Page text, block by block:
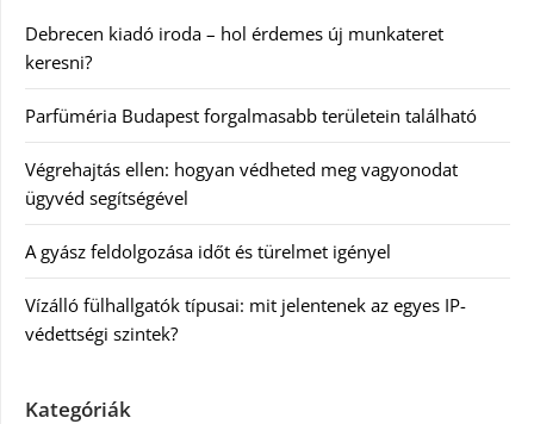
Debrecen kiadó iroda – hol érdemes új munkateret
keresni?
Parfüméria Budapest forgalmasabb területein található
Végrehajtás ellen: hogyan védheted meg vagyonodat
ügyvéd segítségével
A gyász feldolgozása időt és türelmet igényel
Vízálló fülhallgatók típusai: mit jelentenek az egyes IP-
védettségi szintek?
Kategóriák